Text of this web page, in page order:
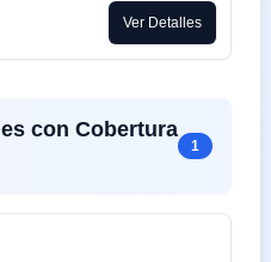
Ver Detalles
con Cobertura
1